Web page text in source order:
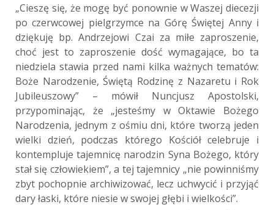
„Cieszę się, że mogę być ponownie w Waszej diecezji
po czerwcowej pielgrzymce na Górę Świętej Anny i
dziękuję bp. Andrzejowi Czai za miłe zaproszenie,
choć jest to zaproszenie dość wymagające, bo ta
niedziela stawia przed nami kilka ważnych tematów:
Boże Narodzenie, Świętą Rodzinę z Nazaretu i Rok
Jubileuszowy” – mówił Nuncjusz Apostolski,
przypominając, że „jesteśmy w Oktawie Bożego
Narodzenia, jednym z ośmiu dni, które tworzą jeden
wielki dzień, podczas którego Kościół celebruje i
kontempluje tajemnicę narodzin Syna Bożego, który
stał się człowiekiem”, a tej tajemnicy „nie powinniśmy
zbyt pochopnie archiwizować, lecz uchwycić i przyjąć
dary łaski, które niesie w swojej głębi i wielkości”.